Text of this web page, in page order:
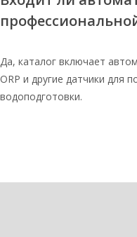
Да, каталог включает
ORP и другие датчики для
водоподготовки.